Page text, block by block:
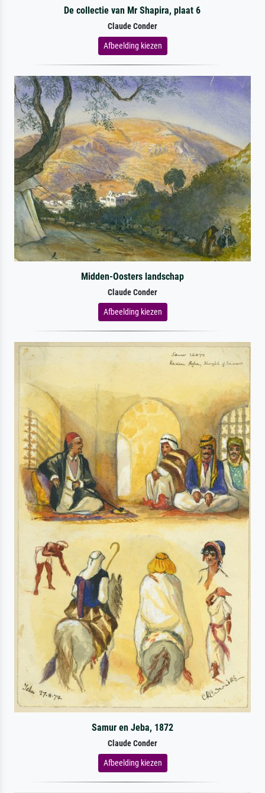
De collectie van Mr Shapira, plaat 6
Claude Conder
Afbeelding kiezen
Midden-Oosters landschap
Claude Conder
Afbeelding kiezen
Samur en Jeba, 1872
Claude Conder
Afbeelding kiezen